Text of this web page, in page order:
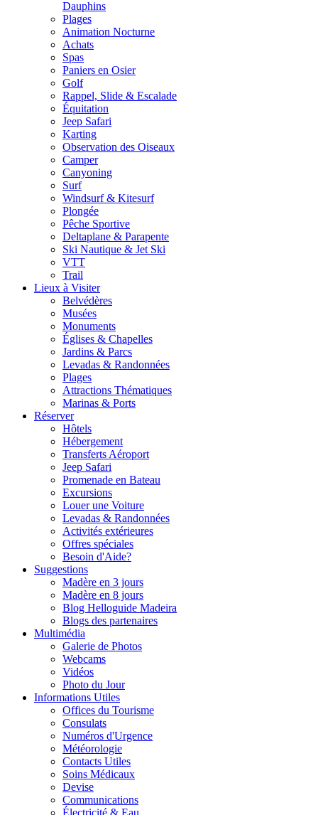
Dauphins
Plages
Animation Nocturne
Achats
Spas
Paniers en Osier
Golf
Rappel, Slide & Escalade
Équitation
Jeep Safari
Karting
Observation des Oiseaux
Camper
Canyoning
Surf
Windsurf & Kitesurf
Plongée
Pêche Sportive
Deltaplane & Parapente
Ski Nautique & Jet Ski
VTT
Trail
Lieux à Visiter
Belvédères
Musées
Monuments
Églises & Chapelles
Jardins & Parcs
Levadas & Randonnées
Plages
Attractions Thématiques
Marinas & Ports
Réserver
Hôtels
Hébergement
Transferts Aéroport
Jeep Safari
Promenade en Bateau
Excursions
Louer une Voiture
Levadas & Randonnées
Activités extérieures
Offres spéciales
Besoin d'Aide?
Suggestions
Madère en 3 jours
Madère en 8 jours
Blog Helloguide Madeira
Blogs des partenaires
Multimédia
Galerie de Photos
Webcams
Vidéos
Photo du Jour
Informations Utiles
Offices du Tourisme
Consulats
Numéros d'Urgence
Météorologie
Contacts Utiles
Soins Médicaux
Devise
Communications
Électricité & Eau